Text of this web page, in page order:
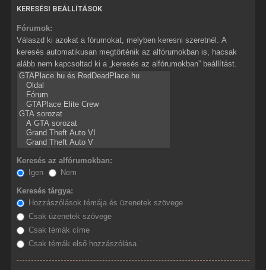
KERESÉSI BEÁLLÍTÁSOK
Fórumok:
Válaszd ki azokat a fórumokat, melyben keresni szeretnél. A
keresés automatikusan megtörténik az alfórumokban is, hacsak
alább nem kapcsoltad ki a „keresés az alfórumokban” beállítást.
Keresés az alfórumokban:
Igen
Nem
Keresés tárgya:
Hozzászólások témája és üzenetek szövege
Csak üzenetek szövege
Csak témák címe
Csak témák első hozzászólása